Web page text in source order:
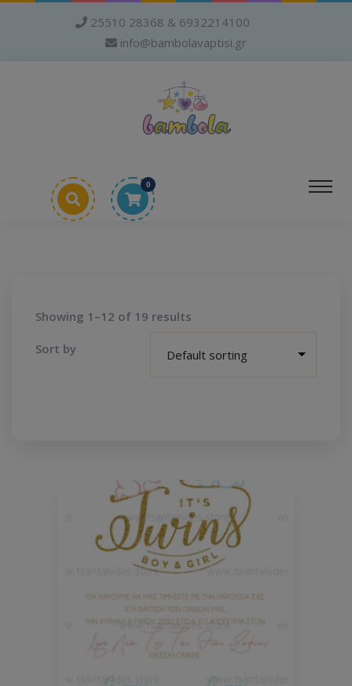
25510 28368 & 6932214100
info@bambolavaptisi.gr
0
Showing 1–12 of 19 results
Sort by